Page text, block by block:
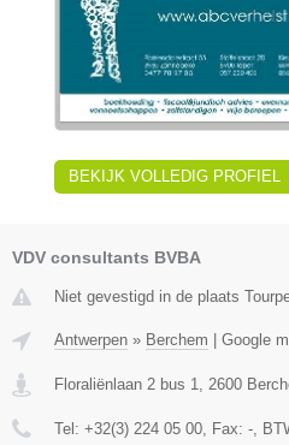
BEKIJK VOLLEDIG PROFIEL
VDV consultants BVBA
Niet gevestigd in de plaats
Antwerpen » Berchem Google
Floraliënlaan 2 bus 1, 2600
Tel: +32(3) 224 05 00, Fax: -,